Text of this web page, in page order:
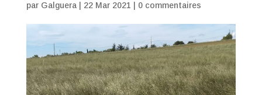
par Galguera| 22 Mar 2021 0 commentaires